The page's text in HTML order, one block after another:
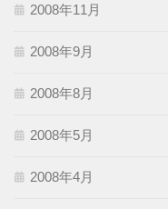
2008年11月
2008年9月
2008年8月
2008年5月
2008年4月